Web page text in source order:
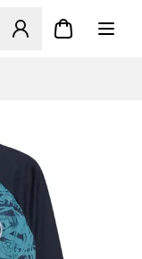
Modal za prijavo ali